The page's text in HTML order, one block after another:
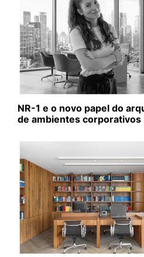
NR-1 e o novo papel do
de ambientes corporativos